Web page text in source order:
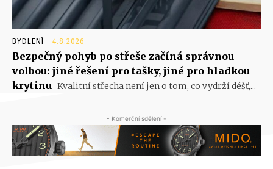
BYDLENÍ 4.8.2026
Bezpečný pohyb po střeše začíná správnou
volbou: jiné řešení pro tašky, jiné pro hladkou
krytinu Kvalitní střecha není jen o tom, co vydrží déšť,...
- Komerční sdělení -